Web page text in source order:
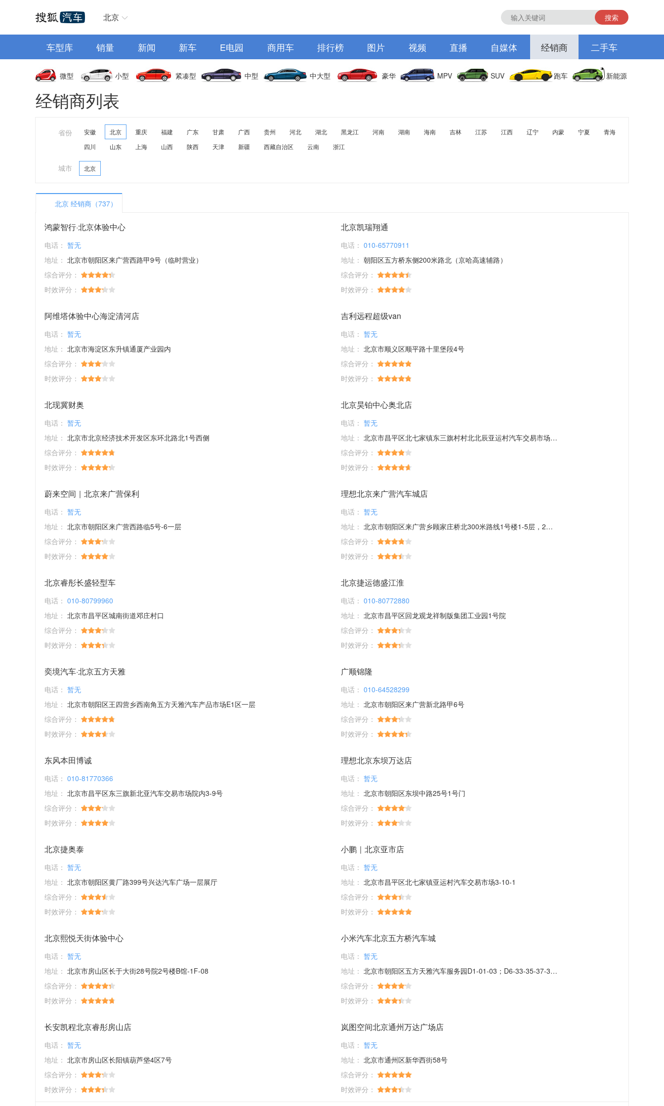
北京 搜索
车型库 销量 新闻 新车 E电园 商用车 排行榜 图片 视频 直播 自媒体 经销商 二手车
微型 小型 紧凑型 中型 中大型 豪华 MPV SUV 跑车 新能源
经销商列表
省份 安徽 北京 重庆 福建 广东 甘肃 广西 贵州 河北 湖北 黑龙江 河南 湖南 海南 吉林 江苏 江西 辽宁 内蒙 宁夏
青海
四川
山东 上海 山西 陕西 天津 新疆 西藏自治区 云南 浙江
城市 北京
北京 经销商（737）
鸿蒙智行·北京体验中心
电话： 暂无
地址： 北京市朝阳区来广营西路甲9号（临时营业）
综合评分：
时效评分：
北京凯瑞翔通
电话： 010-65770911
地址： 朝阳区五方桥东侧200米路北（京哈高速辅路）
综合评分：
时效评分：
阿维塔体验中心海淀清河店
电话： 暂无
地址： 北京市海淀区东升镇通厦产业园内
综合评分：
时效评分：
吉利远程超级van
电话： 暂无
地址： 北京市顺义区顺平路十里堡段4号
综合评分：
时效评分：
北现冀财奥
电话： 暂无
地址： 北京市北京经济技术开发区东环北路北1号西侧
综合评分：
时效评分：
北京昊铂中心奥北店
电话： 暂无
地址： 北京市昌平区北七家镇东三旗村村北北辰亚运村汽车交易市场内A五区5号
综合评分：
时效评分：
蔚来空间｜北京来广营保利
电话： 暂无
地址： 北京市朝阳区来广营西路临5号-6一层
综合评分：
时效评分：
理想北京来广营汽车城店
电话： 暂无
地址： 北京市朝阳区来广营乡顾家庄桥北300米路线1号楼1-5层，2号楼3层
综合评分：
时效评分：
北京睿彤长盛轻型车
电话： 010-80799960
地址： 北京市昌平区城南街道邓庄村口
综合评分：
时效评分：
北京捷运德盛江淮
电话： 010-80772880
地址： 北京市昌平区回龙观龙祥制版集团工业园1号院
综合评分：
时效评分：
奕境汽车·北京五方天雅
电话： 暂无
地址： 北京市朝阳区王四营乡西南角五方天雅汽车产品市场E1区一层
综合评分：
时效评分：
广顺锦隆
电话： 010-64528299
地址： 北京市朝阳区来广营新北路甲6号
综合评分：
时效评分：
东风本田博诚
电话： 010-81770366
地址： 北京市昌平区东三旗新北亚汽车交易市场院内3-9号
综合评分：
时效评分：
理想北京东坝万达店
电话： 暂无
地址： 北京市朝阳区东坝中路25号1号门
综合评分：
时效评分：
北京捷奥泰
电话： 暂无
地址： 北京市朝阳区黄厂路399号兴达汽车广场一层展厅
综合评分：
时效评分：
小鹏｜北京亚市店
电话： 暂无
地址： 北京市昌平区北七家镇亚运村汽车交易市场3-10-1
综合评分：
时效评分：
北京熙悦天街体验中心
电话： 暂无
地址： 北京市房山区长于大街28号院2号楼B馆-1F-08
综合评分：
时效评分：
小米汽车北京五方桥汽车城
电话： 暂无
地址： 北京市朝阳区五方天雅汽车服务园D1-01-03；D6-33-35-37-39-41-43-45-47-49-51；D7-42-46-48-50-52-56-58-60-62-66
综合评分：
时效评分：
长安凯程北京睿彤房山店
电话： 暂无
地址： 北京市房山区长阳镇葫芦垡4区7号
综合评分：
时效评分：
岚图空间北京通州万达广场店
电话： 暂无
地址： 北京市通州区新华西街58号
综合评分：
时效评分：